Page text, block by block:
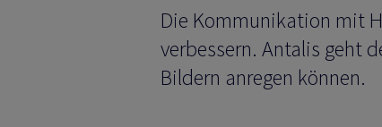
Die Kommunikation mit
verbessern. Antalis geht
Bildern anregen können.